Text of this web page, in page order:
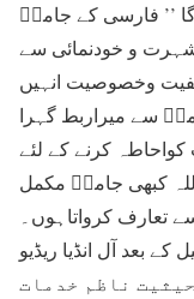
’’ فارسی کے جامیؔ
و خودنمائی سے
وخصوصیت انہیں
سے میراربط گہرا
کرنے کے لئے
کبھی جامیؔ مکمل
تعارف کرواتاہوں۔
بعد آل انڈیا ریڈیو
1973؁ء میں بحیثیت ناظم خدمات